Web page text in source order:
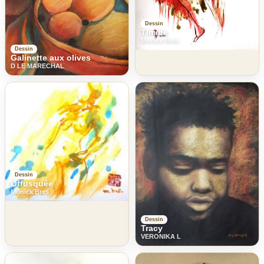
Dessin
Galinette aux olives
D LE MARECHAL
Dessin
Timide
Monick Bres
Dessin
Offusquée
Monick Bres
Dessin
Tracy
VERONIKA L